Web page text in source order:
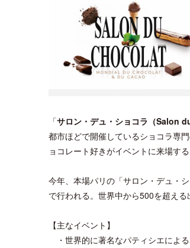
「サロン・デュ・ショコラ（Salon
都市ほどで開催しているショコラ専
ョコレート好きがイベントに来場する
今年、本場パリの「サロン・デュ・
で行われる。世界中から500を超え
【主なイベント】
・世界的に著名なパティシエによ